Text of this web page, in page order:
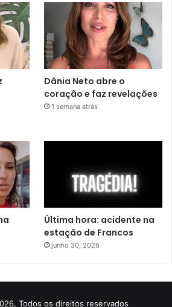
Dânia Neto abre o
coração e faz revelações
1 semana atrás
Última hora: acidente na
estação de Francos
junho 30, 2026
Todos os direitos reservados